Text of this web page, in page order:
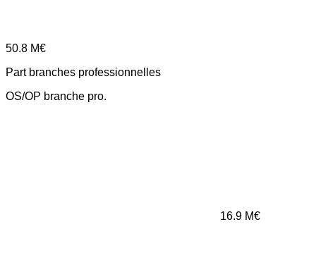
50.8 M€
Part branches professionnelles
OS/OP branche pro.
16.9 M€